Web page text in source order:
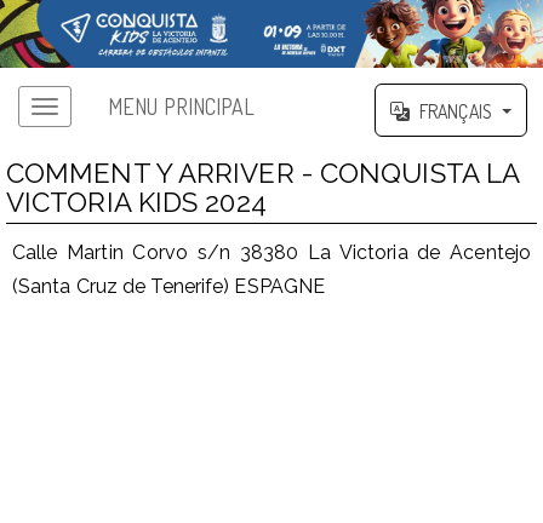
MENU PRINCIPAL FRANÇAIS
COMMENT Y ARRIVER - CONQUISTA LA
VICTORIA KIDS 2024
Calle Martin Corvo s/n 38380 La Victoria de Acentejo
(Santa Cruz de Tenerife) ESPAGNE